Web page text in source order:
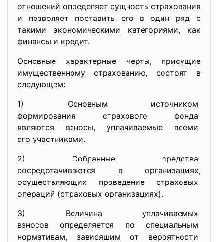
отношений определяет сущность страхования
и позволяет поставить его в один ряд с
такими экономическими категориями, как
финансы и кредит.
Основные характерные черты, присущие
имущественному страхованию, состоят в
следующем:
1) Основным источником
формирования страхового фонда
являются взносы, уплачиваемые всеми
его участниками.
2) Собранные средства
сосредотачиваются в организациях,
осуществляющих проведение страховых
операций (страховых организациях).
3) Величина уплачиваемых
взносов определяется по специальным
нормативам, зависящим от вероятности